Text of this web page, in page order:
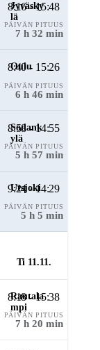
8:16 - 15:48
PÄIVÄN PITUUS
7 h 32 min
8:40 - 15:26
PÄIVÄN PITUUS
6 h 46 min
8:58 - 14:55
PÄIVÄN PITUUS
5 h 57 min
9:24 - 14:29
PÄIVÄN PITUUS
5 h 5 min
Ti 11.11.
8:18 - 15:38
PÄIVÄN PITUUS
7 h 20 min